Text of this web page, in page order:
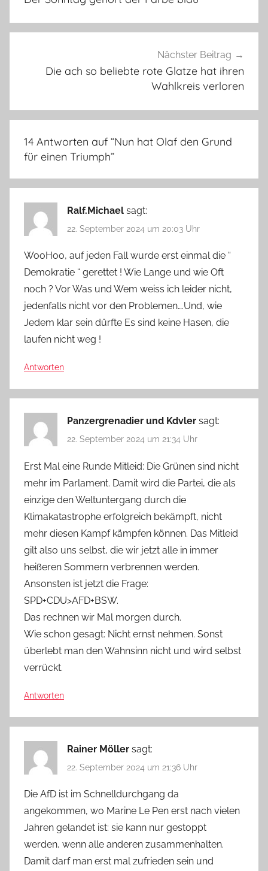
Nächster Beitrag
Die ach so beliebte rote Glatze hat ihren
Wahlkreis verloren
14 Antworten auf “Nun hat Olaf den Grund
für einen Triumph”
Ralf.Michael sagt:
22. September 2024 um 20:03 Uhr
WooHoo, auf jeden Fall wurde erst einmal die “
Demokratie “ gerettet ! Wie Lange und wie Oft
noch ? Vor Was und Wem weiss ich leider nicht,
jedenfalls nicht vor den Problemen….Und, wie
Jedem klar sein dürfte Es sind keine Hasen, die
laufen nicht weg !
Antworten
Panzergrenadier und Kdvler sagt:
22. September 2024 um 21:34 Uhr
Erst Mal eine Runde Mitleid: Die Grünen sind nicht
mehr im Parlament. Damit wird die Partei, die als
einzige den Weltuntergang durch die
Klimakatastrophe erfolgreich bekämpft, nicht
mehr diesen Kampf kämpfen können. Das Mitleid
gilt also uns selbst, die wir jetzt alle in immer
heißeren Sommern verbrennen werden.
Ansonsten ist jetzt die Frage:
SPD+CDU>AFD+BSW.
Das rechnen wir Mal morgen durch.
Wie schon gesagt: Nicht ernst nehmen. Sonst
überlebt man den Wahnsinn nicht und wird selbst
verrückt.
Antworten
Rainer Möller sagt:
22. September 2024 um 21:36 Uhr
Die AfD ist im Schnelldurchgang da
angekommen, wo Marine Le Pen erst nach vielen
Jahren gelandet ist: sie kann nur gestoppt
werden, wenn alle anderen zusammenhalten.
Damit darf man erst mal zufrieden sein und